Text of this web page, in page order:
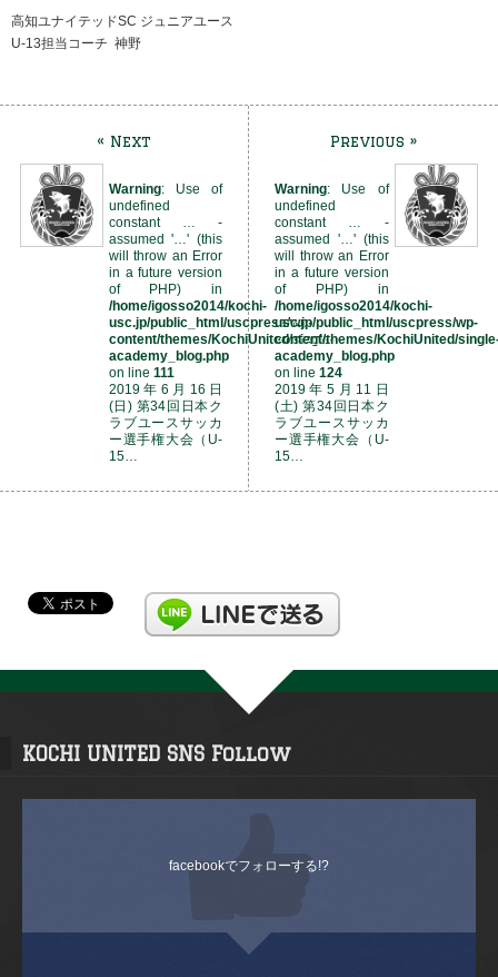
高知ユナイテッドSC ジュニアユース
U-13担当コーチ 神野
« Next
Warning: Use of
undefined
constant … -
assumed '…' (this
will throw an Error
in a future version
of PHP) in
/home/igosso2014/kochi-
usc.jp/public_html/uscpress/wp-
content/themes/KochiUnited/single-
academy_blog.php
on line 111
2019年6月16日
(日) 第34回日本ク
ラブユースサッカ
ー選手権大会（U-
15…
Previous »
Warning: Use of
undefined
constant … -
assumed '…' (this
will throw an Error
in a future version
of PHP) in
/home/igosso2014/kochi-
usc.jp/public_html/uscpress/wp-
content/themes/KochiUnited/
academy_blog.php
on line 124
2019年5月11日
(土) 第34回日本ク
ラブユースサッカ
ー選手権大会（U-
15…
KOCHI UNITED SNS Follow
facebookでフォローする!?